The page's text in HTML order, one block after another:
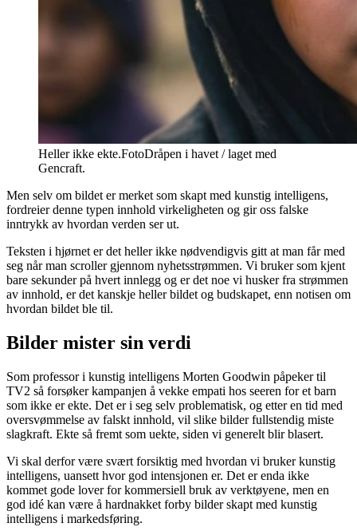
Heller ikke ekte.FotoDråpen i havet / laget med
Gencraft.
Men selv om bildet er merket som skapt med kunstig intelligens,
fordreier denne typen innhold virkeligheten og gir oss falske
inntrykk av hvordan verden ser ut.
Teksten i hjørnet er det heller ikke nødvendigvis gitt at man får med
seg når man scroller gjennom nyhetsstrømmen. Vi bruker som kjent
bare sekunder på hvert innlegg og er det noe vi husker fra strømmen
av innhold, er det kanskje heller bildet og budskapet, enn notisen om
hvordan bildet ble til.
Bilder mister sin verdi
Som professor i kunstig intelligens Morten Goodwin påpeker til
TV2 så forsøker kampanjen å vekke empati hos seeren for et barn
som ikke er ekte. Det er i seg selv problematisk, og etter en tid med
oversvømmelse av falskt innhold, vil slike bilder fullstendig miste
slagkraft. Ekte så fremt som uekte, siden vi generelt blir blasert.
Vi skal derfor være svært forsiktig med hvordan vi bruker kunstig
intelligens, uansett hvor god intensjonen er. Det er enda ikke
kommet gode lover for kommersiell bruk av verktøyene, men en
god idé kan være å hardnakket forby bilder skapt med kunstig
intelligens i markedsføring.